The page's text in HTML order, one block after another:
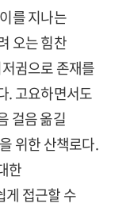
를 지나는
오는 힘찬
귐으로 존재를
. 고요하면서도
걸음 옮길
위한 산책로다.
한
게 접근할 수